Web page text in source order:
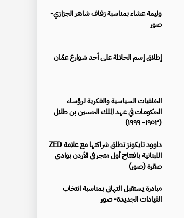
وليمة عشاء بمناسبة زفاف شاهر الجزازي-
صور
إطلاق إسم الحلالمة على أحد شوارع عمّان
الخلفيات السياسية والفكرية لرؤساء
الحكومات في عهد الملك الحسين بن طلال
(١٩٥٣- ١٩٩٩)
داوود تايكونز تطلق شراكتها مع علامة ZED
اللبنانية بافتتاح أول متجر في الأردن بوادي
صقرة (صور)
مبادرة يستقبل التهاني بمناسبة انتخاب
القيادات الجديدة- صور